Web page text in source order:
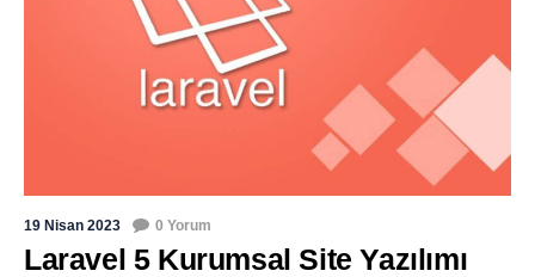
19 Nisan 2023 0 Yorum
Laravel 5 Kurumsal Site Yazılımı